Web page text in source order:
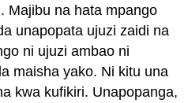
Majibu na hata mpango
unapopata ujuzi zaidi na
ni ujuzi ambao ni
maisha yako. Ni kitu una
kwa kufikiri. Unapopanga,